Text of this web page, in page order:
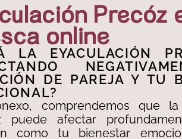
Precóz
online
LA EYACULACIÓN
DE PAREJA Y TU
comprendemos que la
puede afectar
como tu bienestar